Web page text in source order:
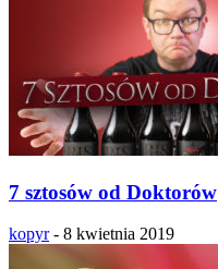
7 sztosów od Doktorów
kopyr - 8 kwietnia 2019